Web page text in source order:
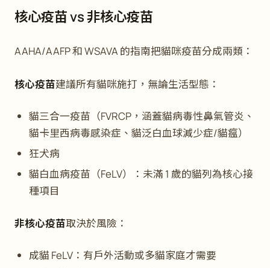
核心疫苗 vs 非核心疫苗
AAHA/AAFP 和 WSAVA 的指南把貓咪疫苗分成兩類：
核心疫苗建議所有貓咪施打，無論生活型態：
貓三合一疫苗（FVRCP，涵蓋貓病毒性鼻氣管炎、
貓卡里西病毒感染症、貓泛白血球減少症/貓瘟）
狂犬病
貓白血病疫苗（FeLV）：未滿 1 歲的貓列為核心接
種項目
非核心疫苗取決於風險：
成貓 FeLV：有戶外活動或多貓家庭才需要